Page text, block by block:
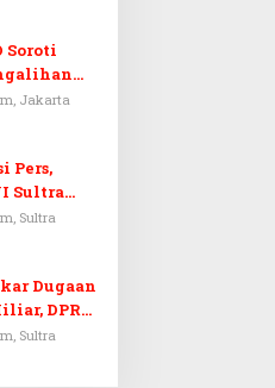
Soroti
Jakarta
Pers,
Sultra
Sultra
Dugaan
DPRD
Sultra